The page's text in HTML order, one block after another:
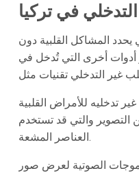
في تركيا
المشاكل القلبية دون
أدوات أخرى التي تُدخل في
تدخليه للأمراض القلبية
التصوير والتي قد تستخدم
العناصر المشعة.
الصوتية لعرض صور